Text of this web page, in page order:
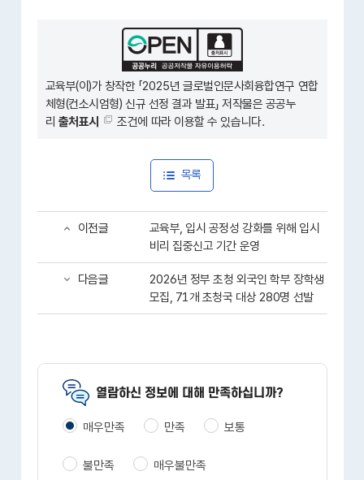
교육부(이)가 창작한 「2025년 글로벌인문사회융합연구 연합
체형(컨소시엄형) 신규 선정 결과 발표」 저작물은 공공누
리 출처표시 조건에 따라 이용할 수 있습니다.
목록
이전글
교육부, 입시 공정성 강화를 위해 입시
비리 집중신고 기간 운영
다음글
2026년 정부 초청 외국인 학부 장학생
모집, 71개 초청국 대상 280명 선발
열람하신 정보에 대해 만족하십니까?
매우만족 만족 보통
불만족 매우불만족